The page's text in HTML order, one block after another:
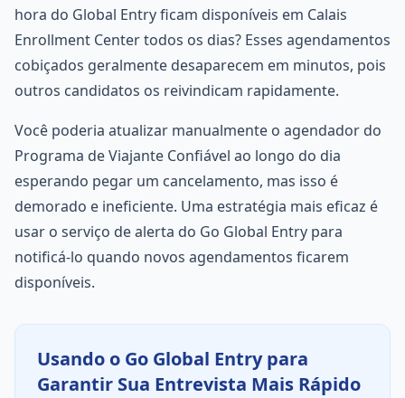
hora do Global Entry ficam disponíveis em Calais
Enrollment Center todos os dias? Esses agendamentos
cobiçados geralmente desaparecem em minutos, pois
outros candidatos os reivindicam rapidamente.
Você poderia atualizar manualmente o agendador do
Programa de Viajante Confiável ao longo do dia
esperando pegar um cancelamento, mas isso é
demorado e ineficiente. Uma estratégia mais eficaz é
usar o serviço de alerta do Go Global Entry para
notificá-lo quando novos agendamentos ficarem
disponíveis.
Usando o Go Global Entry para
Garantir Sua Entrevista Mais Rápido